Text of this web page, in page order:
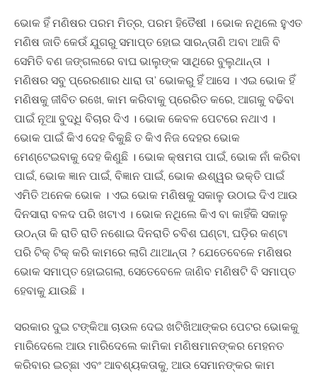
ଭୋକ ହିଁ ମଣିଷର ପରମ ମିତ୍ର, ପରମ ହିତୈଷୀ । ଭୋକ ନଥିଲେ ହୁଏତ
ମଣିଷ ଜାତି କେଉଁ ଯୁଗରୁ ସମାପ୍ତ ହୋଇ ସାରନ୍ତାଣି ଅବା ଆଜି ବି
ସେମିତି ବଣ ଜଙ୍ଗଲରେ ବାଘ ଭାଲୁଙ୍କ ସାଥିରେ ବୁଲୁଥାନ୍ତା ।
ମଣିଷର ସବୁ ପ୍ରେରଣାର ଧାରା ତା’ ଭୋକରୁ ହିଁ ଆସେ । ଏଇ ଭୋକ ହିଁ
ମଣିଷକୁ ଜୀବିତ ରଖେ, କାମ କରିବାକୁ ପ୍ରେରିତ କରେ, ଆଗକୁ ବଢିବା
ପାଇଁ ନୂଆ ବୁଦ୍ଧି ବିଚାର ଦିଏ । ଭୋକ କେବଳ ପେଟରେ ନଥାଏ ।
ଭୋକ ପାଇଁ କିଏ ଦେହ ବିକୁଛି ତ କିଏ ନିଜ ଦେହର ଭୋକ
ମେଣ୍ଟେଇବାକୁ ଦେହ କିଣୁଛି । ଭୋକ କ୍ଷମତା ପାଇଁ, ଭୋକ ନାଁ କରିବା
ପାଇଁ, ଭୋକ ଜ୍ଞାନ ପାଇଁ, ବିଜ୍ଞାନ ପାଇଁ, ଭୋକ ଈଶ୍ୱର ଭକ୍ତି ପାଇଁ
ଏମିତି ଅନେକ ଭୋକ । ଏଇ ଭୋକ ମଣିଷକୁ ସକାଳୁ ଉଠାଇ ଦିଏ ଆଉ
ଦିନସାରା ବଳଦ ପରି ଖଟାଏ । ଭୋକ ନଥିଲେ କିଏ ବା କାହିଁକି ସକାଳୁ
ଉଠନ୍ତା କି ରାତି ରାତି ନଶୋଇ ଦିନରାତି ଚବିଶ ଘଣ୍ଟା, ଘଡ଼ିର କଣ୍ଟା
ପରି ଟିକ୍ ଟିକ୍ କରି କାମରେ ଲାଗି ଥାଆନ୍ତା ? ଯେତେବେଳେ ମଣିଷର
ଭୋକ ସମାପ୍ତ ହୋଇଗଲା, ସେତେବେଳେ ଜାଣିବ ମଣିଷଟି ବି ସମାପ୍ତ
ହେବାକୁ ଯାଉଛି ।
ସରକାର ଦୁଇ ଟଙ୍କିଆ ଚାଉଳ ଦେଇ ଖଟିଖିଆଙ୍କର ପେଟର ଭୋକକୁ
ମାରିଦେଲେ ଆଉ ମାରିଦେଲେ କାମିକା ମଣିଷମାନଙ୍କର ମେହନତ
କରିବାର ଇଚ୍ଛା ଏବଂ ଆବଶ୍ୟକତାକୁ, ଆଉ ସେମାନଙ୍କର କାମ